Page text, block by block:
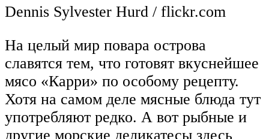
Dennis Sylvester Hurd / flickr.com
На целый мир повара острова
славятся тем, что готовят вкуснейшее
мясо «Карри» по особому рецепту.
Хотя на самом деле мясные блюда тут
употребляют редко. А вот рыбные и
другие морские деликатесы здесь